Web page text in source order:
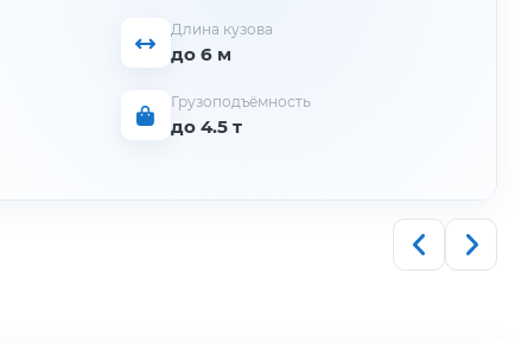
Длина кузова
до 6 м
Грузоподъёмность
до 4.5 т